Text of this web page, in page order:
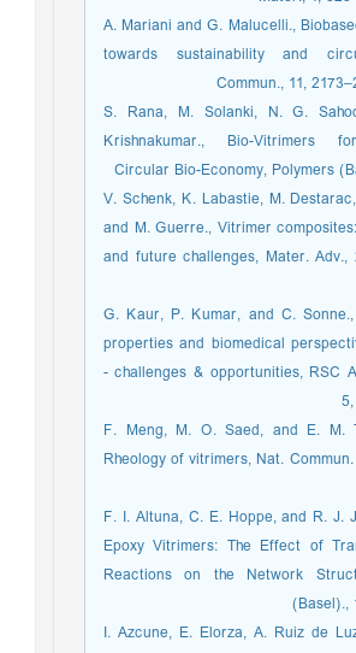
[16] A. Mariani and G. Malucelli.,
towards sustainability and
Commun., 11,
[17] S. Rana, M. Solanki, N. G.
Krishnakumar., Bio-Vitrimers
Circular Bio-Economy, Polymers
[18] V. Schenk, K. Labastie, M.
and M. Guerre., Vitrimer
and future challenges, Mater. Adv.,
[19] G. Kaur, P. Kumar, and C.
properties and biomedical
- challenges & opportunities, RSC
[20] F. Meng, M. O. Saed, and E. M.
Rheology of vitrimers, Nat.
[21] F. I. Altuna, C. E. Hoppe, and R.
Epoxy Vitrimers: The Effect of
Reactions on the Network
[22] I. Azcune, E. Elorza, A. Ruiz de